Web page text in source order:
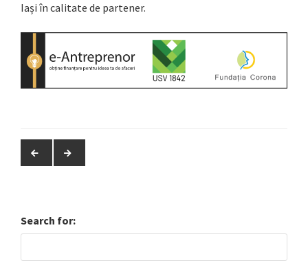
Iași în calitate de partener.
Search for: